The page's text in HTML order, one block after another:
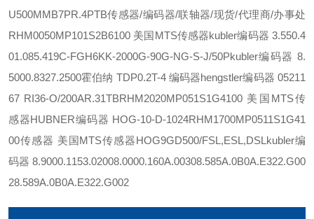
U500MMB7PR.4PTB传感器/编码器/联轴器/现货/代理商/办事处
RHM0050MP101S2B6100 美国MTS传感器kubler编码器 3.550.4
01.085.419C-FGH6KK-2000G-90G-NG-S-J/50Pkubler编码器 8.
5000.8327.2500霍伯纳 TDP0.2T-4 编码器hengstler编码器 05211
67 RI36-O/200AR.31TBRHM2020MP051S1G4100 美国MTS传
感器HUBNER编码器 HOG-10-D-1024RHM1700MP0511S1G41
00传感器 美国MTS传感器HOG9GD500/FSL,ESL,DSL kubler编
码器 8.9000.1153.02008.0000.160A.00308.585A.0B0A.E322.G00
28.589A.0B0A.E322.G002